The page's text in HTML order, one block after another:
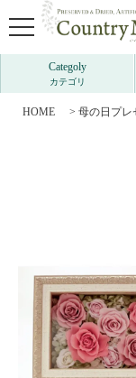
Categoly
カテゴリ
HOME > 母の日プレ